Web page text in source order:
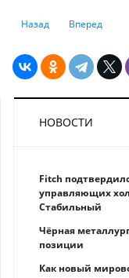
Предыдущий: Как
Назад Следующий:
Вперед
НОВОСТИ
Fitch
управляющих
Стабильный
Чёрная
позиции
Как новый